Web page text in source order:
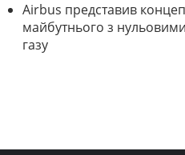
Airbus представив
майбутнього з
газу